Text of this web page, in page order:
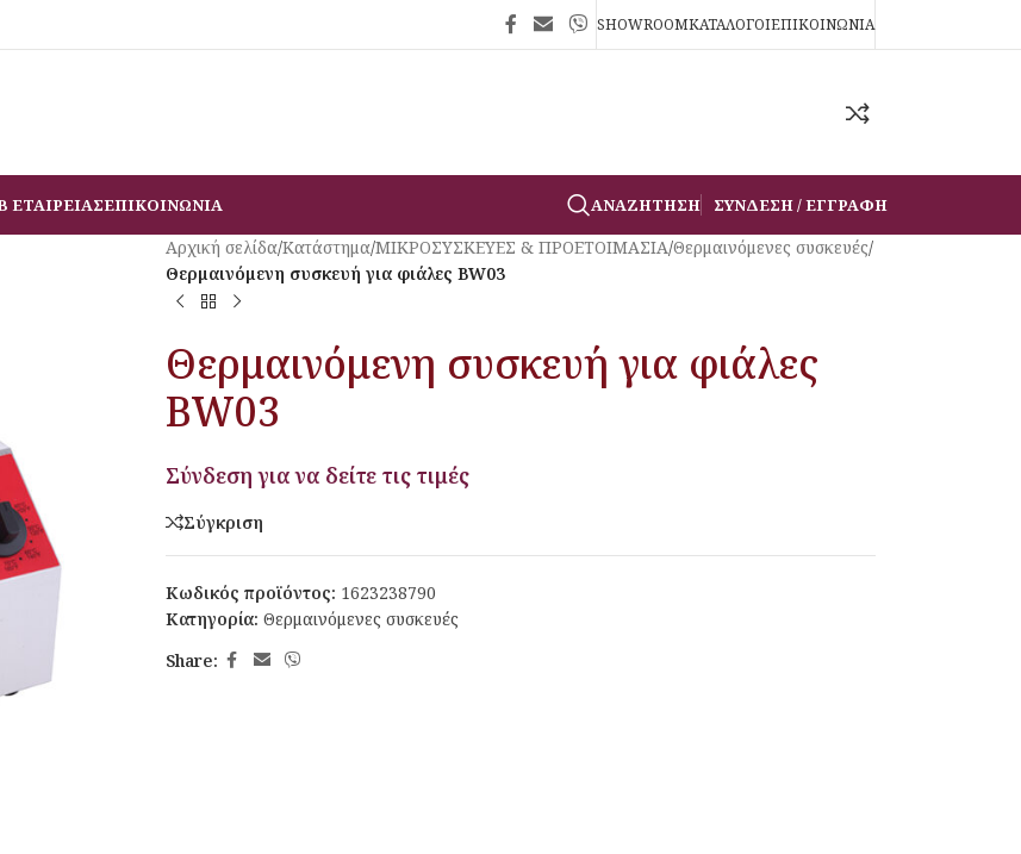
SHOWROOMΚΑΤΑΛΟΓΟΙΕΠΙΚΟΙΝΩΝΙΑ
ΕΤΑΙΡΕΙΑΣΕΠΙΚΟΙΝΩΝΙΑ ΑΝΑΖΉΤΗΣΗ ΣΎΝΔΕΣΗ / ΕΓΓΡΑΦΉ
Αρχική σελίδα/Κατάστημα/ΜΙΚΡΟΣΥΣΚΕΥΕΣ & ΠΡΟΕΤΟΙΜΑΣΙΑ/Θερμαινόμενες συσκευές/
Θερμαινόμενη συσκευή για φιάλες BW03
Θερμαινόμενη συσκευή για φιάλες
BW03
Σύνδεση για να δείτε τις τιμές
Σύγκριση
Κωδικός προϊόντος: 1623238790
Κατηγορία: Θερμαινόμενες συσκευές
Share: